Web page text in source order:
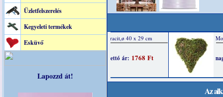
Üzletfelszerelés
Kegyeleti termékek
Esküvő
Lapozzd át!
Az